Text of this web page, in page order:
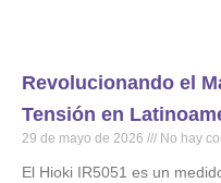
Revolucionando el
Tensión en
29 de mayo de 2026 No hay
El Hioki IR5051 es un